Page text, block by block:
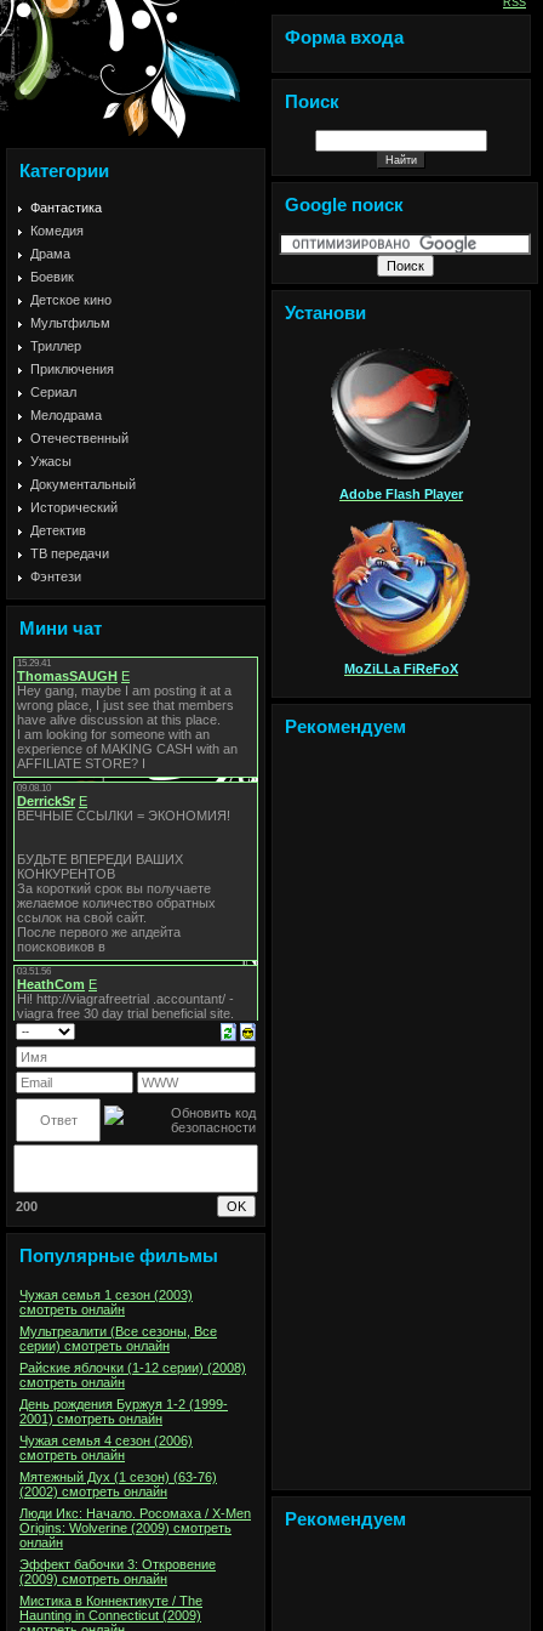
RSS
Категории
Фантастика
Комедия
Драма
Боевик
Детское кино
Мультфильм
Триллер
Приключения
Сериал
Мелодрама
Отечественный
Ужасы
Документальный
Исторический
Детектив
ТВ передачи
Фэнтези
Мини чат
200
Популярные фильмы
Чужая семья 1 сезон (2003)
смотреть онлайн
Мультреалити (Все сезоны, Все
серии) смотреть онлайн
Райские яблочки (1-12 серии) (2008)
смотреть онлайн
День рождения Буржуя 1-2 (1999-
2001) смотреть онлайн
Чужая семья 4 сезон (2006)
смотреть онлайн
Мятежный Дух (1 сезон) (63-76)
(2002) смотреть онлайн
Люди Икс: Начало. Росомаха / X-Men
Origins: Wolverine (2009) смотреть
онлайн
Эффект бабочки 3: Откровение
(2009) смотреть онлайн
Мистика в Коннектикуте / The
Haunting in Connecticut (2009)
Форма входа
Поиск
Google поиск
Установи
Adobe Flash Player
MoZiLLa FiReFoX
Рекомендуем
Рекомендуем